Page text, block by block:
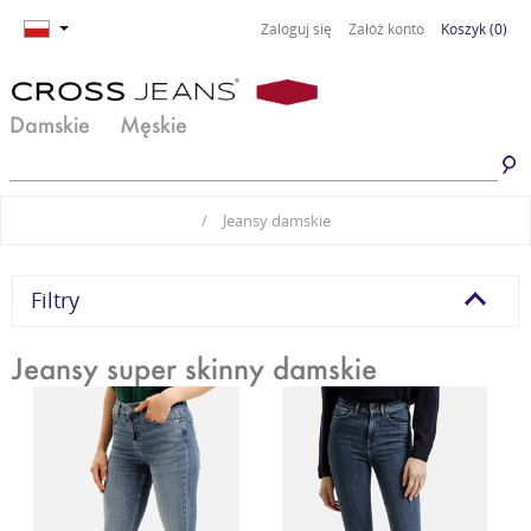
Zaloguj się Załóż konto Koszyk(0)
Damskie Męskie
Jeansy damskie
Odzież damska
Basic damski
Komplety damskie
Jeansy męskie
Odzież męska
Premium Line
/ Jeansy damskie
Filtry
Jeansy super skinny damskie